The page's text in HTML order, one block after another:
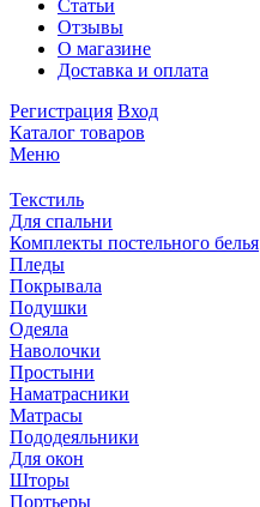
Статьи
Отзывы
О магазине
Доставка и оплата
Регистрация Вход
Каталог товаров
Меню
Текстиль
Для спальни
Комплекты постельного белья
Пледы
Покрывала
Подушки
Одеяла
Наволочки
Простыни
Наматрасники
Матрасы
Пододеяльники
Для окон
Шторы
Портьеры